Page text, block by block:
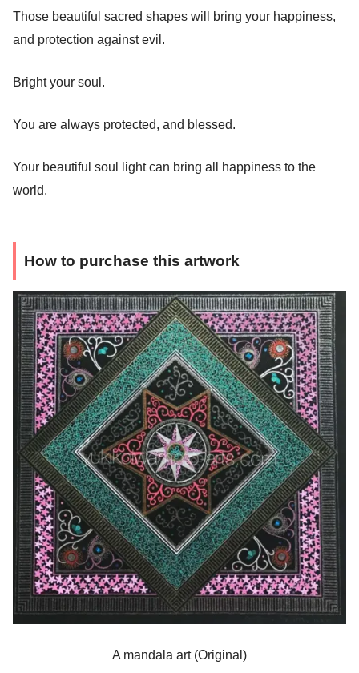
Those beautiful sacred shapes will bring your happiness,
and protection against evil.
Bright your soul.
You are always protected, and blessed.
Your beautiful soul light can bring all happiness to the
world.
How to purchase this artwork
A mandala art (Original)